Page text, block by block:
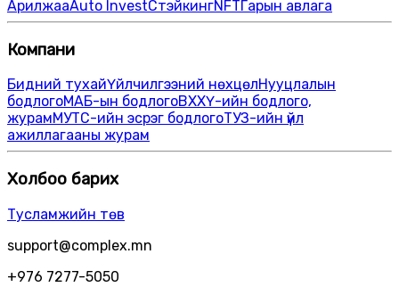
АрилжааAuto InvestСтэйкингNFTГарын авлага
Компани
Бидний тухайҮйлчилгээний нөхцөлНууцлалын
бодлогоМАБ-ын бодлогоВХХҮ-ийн бодлого,
журамМУТС-ийн эсрэг бодлогоТУЗ-ийн үйл
ажиллагааны журам
Холбоо барих
Тусламжийн төв
support@complex.mn
+976 7277-5050